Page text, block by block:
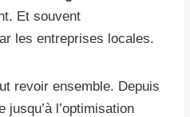
Et souvent
les entreprises locales.
revoir ensemble. Depuis
l’optimisation